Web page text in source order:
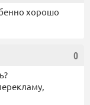
хорошо
0